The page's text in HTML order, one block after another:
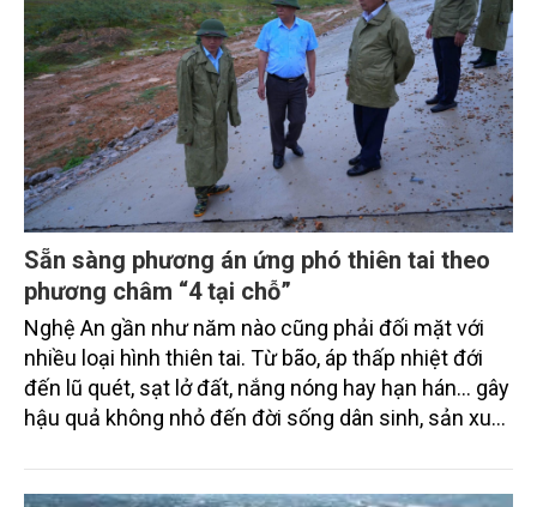
Sẵn sàng phương án ứng phó thiên tai theo
phương châm “4 tại chỗ”
Nghệ An gần như năm nào cũng phải đối mặt với
nhiều loại hình thiên tai. Từ bão, áp thấp nhiệt đới
đến lũ quét, sạt lở đất, nắng nóng hay hạn hán… gây
hậu quả không nhỏ đến đời sống dân sinh, sản xuất